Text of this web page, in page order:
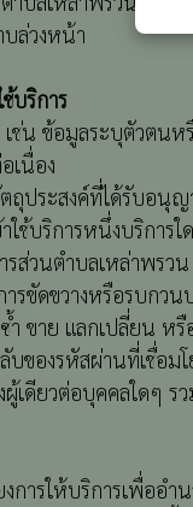
บล่วงหน้า
บริการ
เช่น ข้อมูลระบุตัวต
เนื่อง
วัตถุประสงค์ที่ได้รับ
ใช้บริการหนึ่งบริกา
ส่วนตำบลเหล่าพรว
รขัดขวางหรือรบกว
ำ ขาย แลกเปลี่ยน
ของรหัสผ่านที่เชื่อม
เดียวต่อบุคคลใดๆ
งการให้บริการเพื่อ